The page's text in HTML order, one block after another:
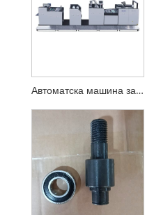
Автоматска машина за ламинирање со втиснување